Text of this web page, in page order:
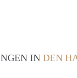
IN DEN